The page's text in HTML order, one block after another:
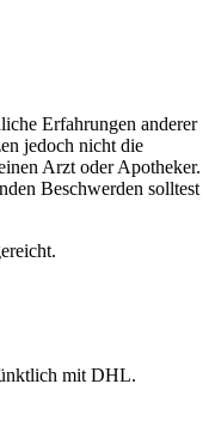
Erfahrungen anderer
jedoch nicht die
Arzt oder Apotheker.
Beschwerden solltest
mit DHL.